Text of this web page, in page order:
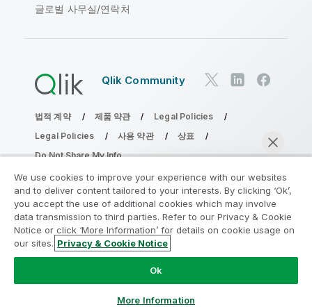
글로벌 사무실/연락처
Qlik Community
법적 계약 제품 약관
Legal Policies
Legal Policies
사용 약관
상표
Do Not Share My Info
Copyright © 1993-2026 QlikTech International AB. 무단 전재
및 복제를 금합니다.
분석 현대화 프로그램에 참여
분석 현대화 프로그램으로 귀중한 QlikView 앱을 손상시키지
않고 현대화하십시오.
거나 다음에 연결하십시오.
ampquestions@qlik.com
We use cookies to improve your experience with our websites
and to deliver content tailored to your interests. By clicking ‘Ok’,
you accept the use of additional cookies which may involve
data transmission to third parties. Refer to our Privacy & Cookie
Notice or click ‘More Information’ for details on cookie usage on
our sites. Privacy & Cookie Notice
Ok
More Information